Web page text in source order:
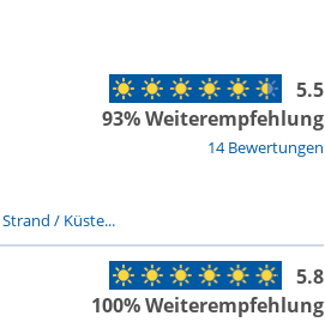
14 Bewertungen
5.5
93% Weiterempfehlung
Strand / Küste...
5.8
100% Weiterempfehlung